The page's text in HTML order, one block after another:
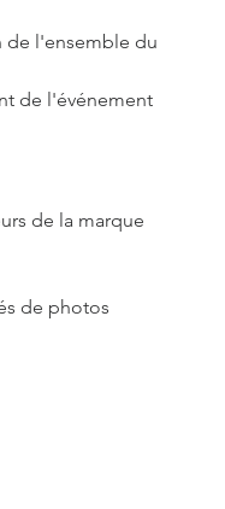
de l'ensemble du
de l'événement
de la marque
de photos